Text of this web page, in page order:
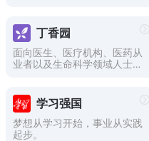
学百科，与我们一起普及医学
常识，推广健康生活方式。
丁香园
面向医生、医疗机构、医药从
业者以及生命科学领域人士的
相关领域的交流平台、专业知
识、最新科研进展以及技术服
务。
学习强国
梦想从学习开始，事业从实践
起步。